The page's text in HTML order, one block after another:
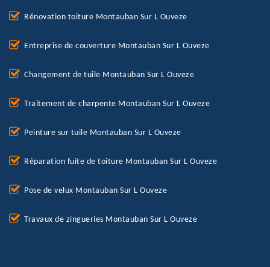
Rénovation toiture Montauban Sur L Ouveze
Entreprise de couverture Montauban Sur L Ouveze
Changement de tuile Montauban Sur L Ouveze
Traitement de charpente Montauban Sur L Ouveze
Peinture sur tuile Montauban Sur L Ouveze
Réparation fuite de toiture Montauban Sur L Ouveze
Pose de velux Montauban Sur L Ouveze
Travaux de zingueries Montauban Sur L Ouveze